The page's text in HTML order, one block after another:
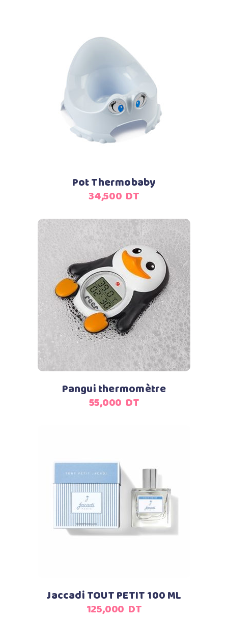
620,000
DT.
Ajouter au panier
Pot Thermobaby
34,500 DT
Ajouter au panier
Pangui thermomètre
55,000 DT
Ajouter au panier
Jaccadi TOUT PETIT 100 ML
125,000 DT